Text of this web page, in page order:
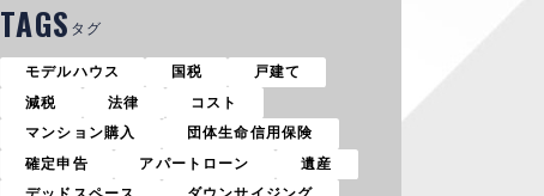
TAGS タグ
モデルハウス 国税
戸建て
減税
法律
コスト
マンション購入
団体生命信用保険
確定申告
アパートローン
遺産